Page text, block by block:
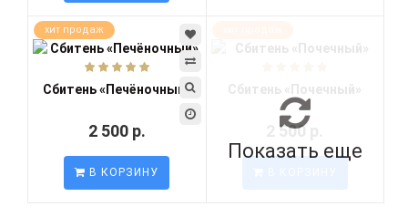
хит продаж
Сбитень «Печёночный»
2 500 р.
В КОРЗИНУ
Сбитень «Почечный»
2 500 р.
Показать еще